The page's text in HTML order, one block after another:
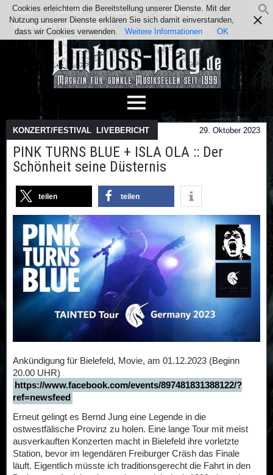
Team Kontakt Facebook
Instagram
Impressum / Datenschutz
KONZERT/FESTIVAL LIVEBERICHT 29. Oktober 2023
PINK TURNS BLUE + ISLA OLA :: Der
Schönheit seine Düsternis
teilen teilen
Ankündigung für Bielefeld, Movie, am 01.12.2023 (Beginn
20.00 UHR)
https://www.facebook.com/events/897481831388122/?
ref=newsfeed
Erneut gelingt es Bernd Jung eine Legende in die
ostwestfälische Provinz zu holen. Eine lange Tour mit meist
ausverkauften Konzerten macht in Bielefeld ihre vorletzte
Station, bevor im legendären Freiburger Cräsh das Finale
läuft. Eigentlich müsste ich traditionsgerecht die Fahrt in den
Cookies erleichtern die Bereitstellung unserer Dienste. Mit der
Nutzung unserer Dienste erklären Sie sich damit einverstanden,
dass wir Cookies verwenden.
Weitere Informationen OK